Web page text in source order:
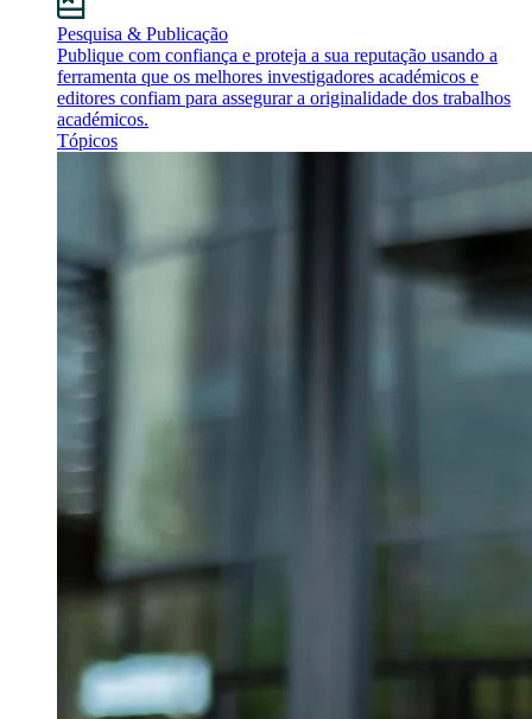
Pesquisa & Publicação
Publique com confiança e proteja a sua reputação usando a
ferramenta que os melhores investigadores académicos e
editores confiam para assegurar a originalidade dos trabalhos
académicos.
Tópicos